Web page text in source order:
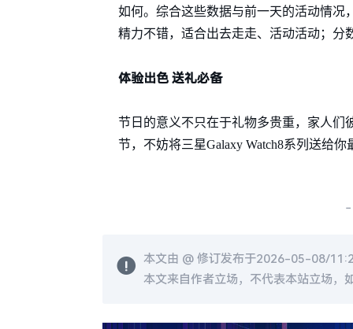
如何。综合这些数据与前一天的活动情况
精力不错，适合出去走走、活动活动；分
体验出色 送礼必备
节日的意义不只在于礼物多贵重，家人们
节，不妨将三星Galaxy Watch8系列送给
本文由 @ 修订发布于2026-05-08/
本文来自作者立场，不代表本站立场，